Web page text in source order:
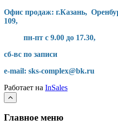
Офис продаж: г.Казань,
109,
пн-пт с 9.00 до 17.30,
сб-вс по записи
e-mail: sks-complex@bk.ru
Работает на InSales
Главное меню